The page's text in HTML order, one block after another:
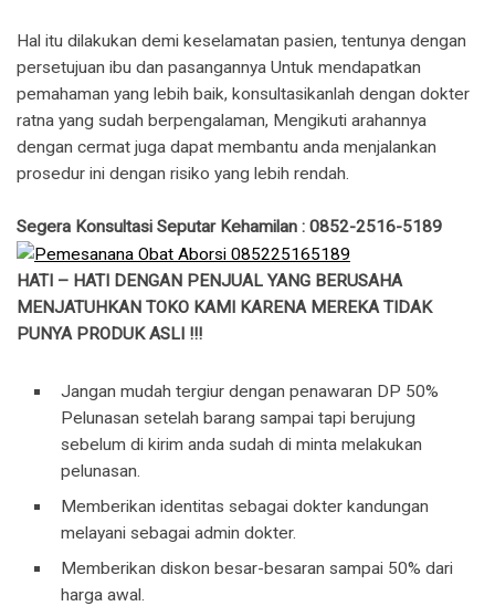
Hal itu dilakukan demi keselamatan pasien, tentunya dengan
persetujuan ibu dan pasangannya Untuk mendapatkan
pemahaman yang lebih baik, konsultasikanlah dengan dokter
ratna yang sudah berpengalaman, Mengikuti arahannya
dengan cermat juga dapat membantu anda menjalankan
prosedur ini dengan risiko yang lebih rendah.
Segera Konsultasi Seputar Kehamilan : 0852-2516-5189
HATI – HATI DENGAN PENJUAL YANG BERUSAHA
MENJATUHKAN TOKO KAMI KARENA MEREKA TIDAK
PUNYA PRODUK ASLI !!!
Jangan mudah tergiur dengan penawaran DP 50%
Pelunasan setelah barang sampai tapi berujung
sebelum di kirim anda sudah di minta melakukan
pelunasan.
Memberikan identitas sebagai dokter kandungan
melayani sebagai admin dokter.
Memberikan diskon besar-besaran sampai 50% dari
harga awal.